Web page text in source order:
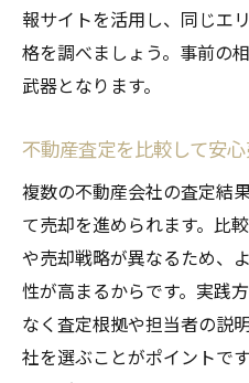
住宅売却における注
不動産査定前に知
覧
不動産査定が費用
住宅売却時の注意
岡崎市で安心して
法
不動産査定と費用
不動産査定を活用し
報サイトを活用し、同じエ
格を調べましょう。事前の
武器となります。
不動産査定を比較して安
複数の不動産会社の査定結
て売却を進められます。比
や売却戦略が異なるため、
性が高まるからです。実践
なく査定根拠や担当者の説
社を選ぶことがポイントで